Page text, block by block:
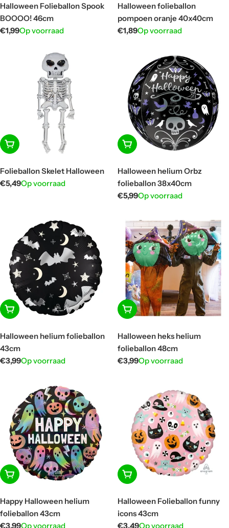
Halloween Folieballon Spook
BOOOO! 46cm
Normale
€1,99Op voorraad
Halloween folieballon
pompoen oranje 40x40cm
Normale
€1,89Op voorraad
In winkelwagen
Folieballon Skelet Halloween
Normale
€5,49Op voorraad
In winkelwagen
Halloween helium Orbz
folieballon 38x40cm
Normale
€5,99Op voorraad
In winkelwagen
Halloween helium folieballon
43cm
Normale
€3,99Op voorraad
In winkelwagen
Halloween heks helium
folieballon 48cm
Normale
€3,99Op voorraad
In winkelwagen
Happy Halloween helium
folieballon 43cm
Normale
€3,99Op voorraad
In winkelwagen
Halloween Folieballon funny
icons 43cm
Normale
€3,49Op voorraad